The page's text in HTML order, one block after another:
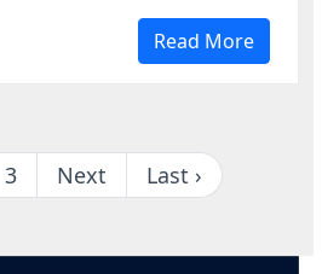
Read More
3 Next Last ›